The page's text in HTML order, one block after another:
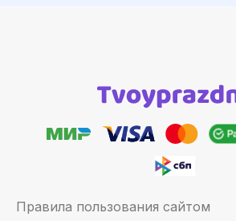
Правила пользования сайтом